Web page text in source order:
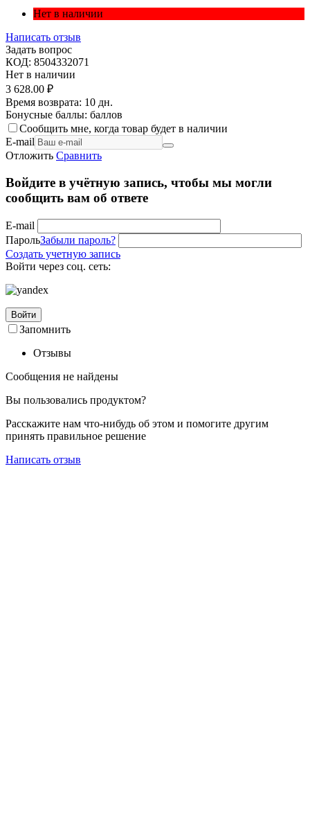
Нет в наличии
Написать отзыв
Задать вопрос
КОД: 8504332071
Нет в наличии
3 628.00 ₽
Время возврата: 10 дн.
Бонусные баллы: баллов
Сообщить мне, когда товар будет в наличии
E-mail
Отложить Сравнить
Войдите в учётную запись, чтобы мы могли
сообщить вам об ответе
E-mail
ПарольЗабыли пароль?
Создать учетную запись
Войти через соц. сеть:
Войти
Запомнить
Отзывы
Сообщения не найдены
Вы пользовались продуктом?
Расскажите нам что-нибудь об этом и помогите другим
принять правильное решение
Написать отзыв